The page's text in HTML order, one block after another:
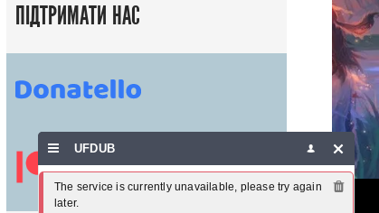
ПІДТРИМАТИ НАС
UFDUB
The service is currently unavailable, please try again
later.